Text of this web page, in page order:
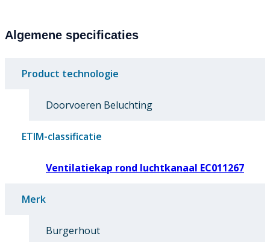
Algemene specificaties
Product technologie
Doorvoeren Beluchting
ETIM-classificatie
Ventilatiekap rond luchtkanaal EC011267
Merk
Burgerhout